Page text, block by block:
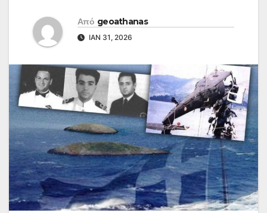
Από geoathanas
ΙΑΝ 31, 2026